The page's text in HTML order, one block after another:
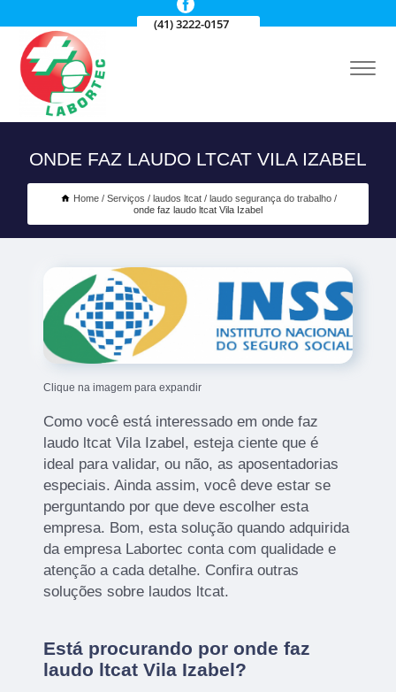
(41) 3222-0157
ONDE FAZ LAUDO LTCAT VILA IZABEL
Home Serviços laudos ltcat
laudo segurança do trabalho
onde faz laudo ltcat Vila Izabel
Clique na imagem para expandir
Como você está interessado em onde faz
laudo ltcat Vila Izabel, esteja ciente que é
ideal para validar, ou não, as aposentadorias
especiais. Ainda assim, você deve estar se
perguntando por que deve escolher esta
empresa. Bom, esta solução quando adquirida
da empresa Labortec conta com qualidade e
atenção a cada detalhe. Confira outras
soluções sobre laudos ltcat.
Está procurando por onde faz
laudo ltcat Vila Izabel?